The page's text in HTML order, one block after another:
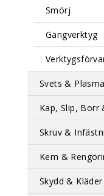
Smörj
Gängverktyg
Svets & Plasma
Kap, Slip, Borr
Skruv &
Kem &
Skydd & Kläder